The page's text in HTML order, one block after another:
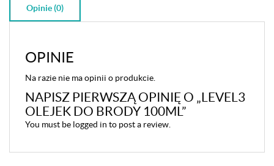
Opinie (0)
OPINIE
Na razie nie ma opinii o produkcie.
NAPISZ PIERWSZĄ OPINIĘ O „LEVEL3
OLEJEK DO BRODY 100ML”
You must be logged in to post a review.